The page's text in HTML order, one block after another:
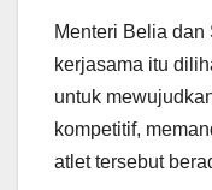
Menteri Belia dan
kerjasama itu
untuk
kompetitif,
atlet tersebut